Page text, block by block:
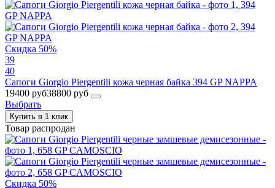
Скидка 50%
39
40
Сапоги Giorgio Piergentili кожа черная байка 394 GP NAPPA
19400 руб38800 руб
Выбрать
Купить в 1 клик
Товар распродан
Скидка 50%